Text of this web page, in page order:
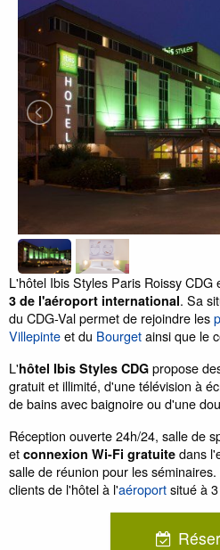
L'hôtel Ibis Styles Paris Roissy CDG
3 de l'aéroport international. Sa
du CDG-Val permet de rejoindre les
Villepinteet du Bourgetainsi que le
L'hôtel Ibis Styles CDG propose
gratuit et illimité, d'une télévision à
de bains avec baignoire ou d'une
Réception ouverte 24h/24, salle de
et connexion Wi-Fi gratuite dans
salle de réunion pour les
clients de l'hôtel à l'aéroportsitué à